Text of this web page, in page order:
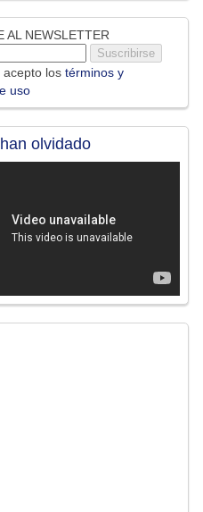
AL NEWSLETTER
acepto los términos y
uso
olvidado